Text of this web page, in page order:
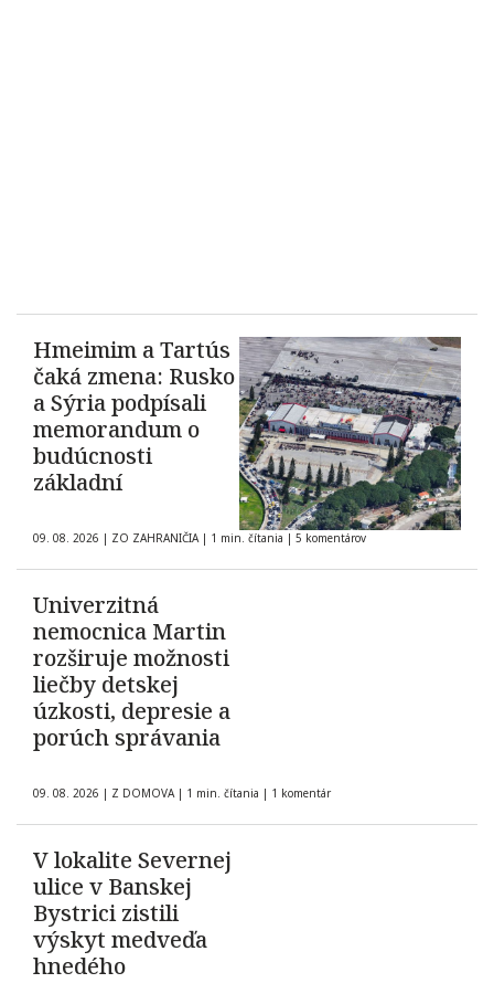
Hmeimim a Tartús
čaká zmena: Rusko
a Sýria podpísali
memorandum o
budúcnosti
základní
09. 08. 2026 | ZO ZAHRANIČIA | 1 min. čítania | 5 komentárov
Univerzitná
nemocnica Martin
rozširuje možnosti
liečby detskej
úzkosti, depresie a
porúch správania
09. 08. 2026 | Z DOMOVA | 1 min. čítania | 1 komentár
V lokalite Severnej
ulice v Banskej
Bystrici zistili
výskyt medveďa
hnedého